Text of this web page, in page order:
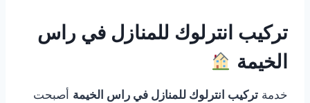
تركيب انترلوك للمنازل في راس
الخيمة
خدمة تركيب انترلوك للمنازل في راس الخيمة أصبحت